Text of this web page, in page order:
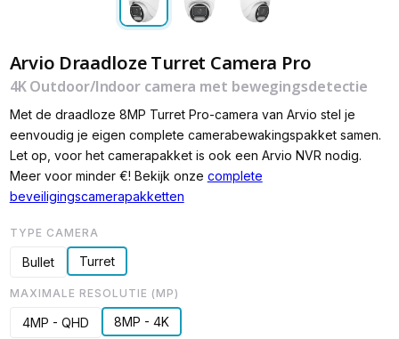
Arvio Draadloze Turret Camera Pro
4K Outdoor/Indoor camera met bewegingsdetectie
Met de draadloze 8MP Turret Pro-camera van Arvio stel je
eenvoudig je eigen complete camerabewakingspakket samen.
Let op, voor het camerapakket is ook een Arvio NVR nodig.
Meer voor minder €! Bekijk onze complete
beveiligingscamerapakketten
TYPE CAMERA
Bullet Turret
MAXIMALE RESOLUTIE (MP)
4MP - QHD 8MP - 4K